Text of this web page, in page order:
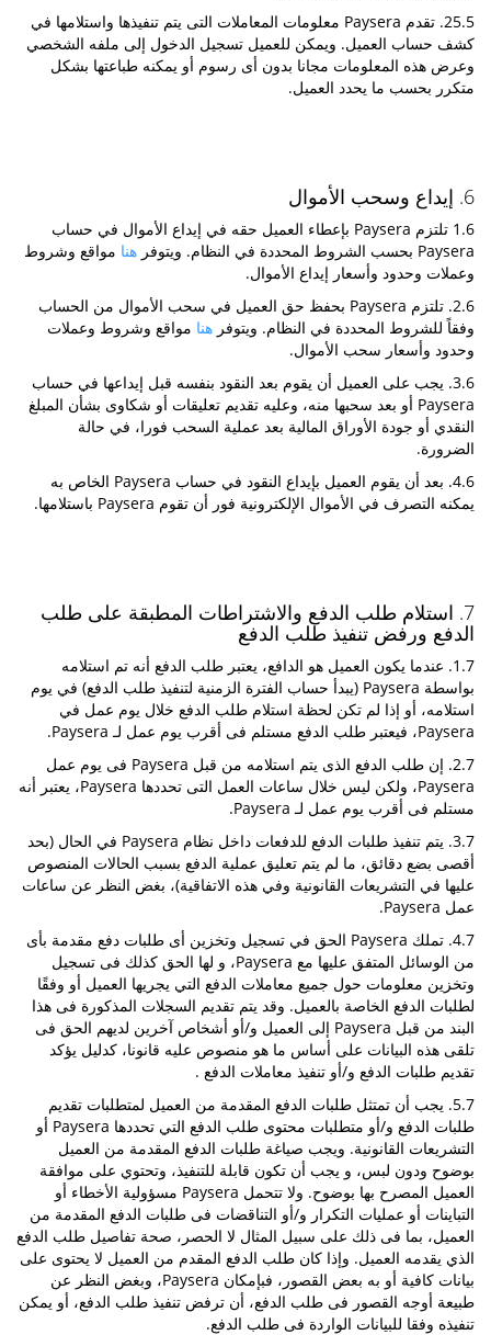
25.5. تقدم Paysera معلومات المعاملات التى يتم تنفيذها واستلامها في
كشف حساب العميل. ويمكن للعميل تسجيل الدخول إلى ملفه الشخصي
وعرض هذه المعلومات مجانا بدون أى رسوم أو يمكنه طباعتها بشكل
متكرر بحسب ما يحدد العميل.
6. إيداع وسحب الأموال
1.6 تلتزم Paysera بإعطاء العميل حقه في إيداع الأموال في حساب
Paysera بحسب الشروط المحددة في النظام. ويتوفر
هنا مواقع وشروط
وعملات وحدود وأسعار إيداع الأموال.
2.6. تلتزم Paysera بحفظ حق العميل في سحب الأموال من الحساب
وفقاً للشروط المحددة في النظام. ويتوفر هنا مواقع وشروط وعملات
وحدود وأسعار سحب الأموال.
3.6. يجب على العميل أن يقوم بعد النقود بنفسه قبل إيداعها في حساب
Paysera أو بعد سحبها منه، وعليه تقديم تعليقات أو شكاوى بشأن المبلغ
النقدي أو جودة الأوراق المالية بعد عملية السحب فورا، في حالة
الضرورة.
4.6. بعد أن يقوم العميل بإيداع النقود في حساب Paysera الخاص به
يمكنه التصرف في الأموال الإلكترونية فور أن تقوم Paysera باستلامها.
7. استلام طلب الدفع والاشتراطات المطبقة على طلب
الدفع ورفض تنفيذ طلب الدفع
1.7. عندما يكون العميل هو الدافع، يعتبر طلب الدفع أنه تم استلامه
بواسطة Paysera (يبدأ حساب الفترة الزمنية لتنفيذ طلب الدفع) في يوم
استلامه، أو إذا لم تكن لحظة استلام طلب الدفع خلال يوم عمل في
Paysera، فيعتبر طلب الدفع مستلم فى أقرب يوم عمل لـ Paysera.
2.7. إن طلب الدفع الذى يتم استلامه من قبل Paysera فى يوم عمل
Paysera، ولكن ليس خلال ساعات العمل التى تحددها Paysera، يعتبر أنه
مستلم فى أقرب يوم عمل لـ Paysera.
3.7. يتم تنفيذ طلبات الدفع للدفعات داخل نظام Paysera في الحال (بحد
أقصى بضع دقائق، ما لم يتم تعليق عملية الدفع بسبب الحالات المنصوص
عليها في التشريعات القانونية وفي هذه الاتفاقية)، بغض النظر عن ساعات
عمل Paysera.
4.7. تملك Paysera الحق في تسجيل وتخزين أى طلبات دفع مقدمة بأى
من الوسائل المتفق عليها مع Paysera، و لها الحق كذلك فى تسجيل
وتخزين معلومات حول جميع معاملات الدفع التي يجريها العميل أو وفقًا
لطلبات الدفع الخاصة بالعميل. وقد يتم تقديم السجلات المذكورة فى هذا
البند من قبل Paysera إلى العميل و/أو أشخاص آخرين لديهم الحق فى
تلقى هذه البيانات على أساس ما هو منصوص عليه قانونا، كدليل يؤكد
تقديم طلبات الدفع و/أو تنفيذ معاملات الدفع .
5.7. يجب أن تمتثل طلبات الدفع المقدمة من العميل لمتطلبات تقديم
طلبات الدفع و/أو متطلبات محتوى طلب الدفع التي تحددها Paysera أو
التشريعات القانونية. ويجب صياغة طلبات الدفع المقدمة من العميل
بوضوح ودون لبس، و يجب أن تكون قابلة للتنفيذ، وتحتوي على موافقة
العميل المصرح بها بوضوح. ولا تتحمل Paysera مسؤولية الأخطاء أو
التباينات أو عمليات التكرار و/أو التناقضات فى طلبات الدفع المقدمة من
العميل، بما فى ذلك على سبيل المثال لا الحصر، صحة تفاصيل طلب الدفع
الذي يقدمه العميل. وإذا كان طلب الدفع المقدم من العميل لا يحتوى على
بيانات كافية أو به بعض القصور، فبإمكان Paysera، وبغض النظر عن
طبيعة أوجه القصور فى طلب الدفع، أن ترفض تنفيذ طلب الدفع، أو يمكن
تنفيذه وفقا للبيانات الواردة فى طلب الدفع.